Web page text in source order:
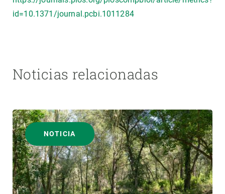
id=10.1371/journal.pcbi.1011284
Noticias relacionadas
NOTICIA